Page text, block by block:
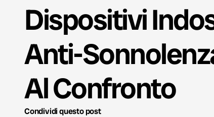
Dispositivi
Anti-
Al Confronto
Condividi questo post